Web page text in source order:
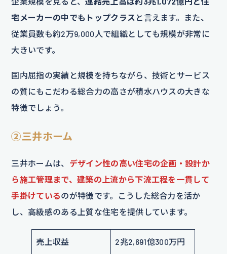
宅メーカーの中でもトップクラス と言えます。また、
従業員数も約2万9,000人で組織としても規模が非常に
大きいです。
国内屈指の実績と規模を持ちながら、技術とサービス
の質にもこだわる総合力の高さが積水ハウスの大きな
特徴でしょう。
②三井ホーム
三井ホームは、 デザイン性の高い住宅の企画・設計か
ら施工管理まで、建築の上流から下流工程を一貫して
手掛けているのが特徴です。こうした総合力を活か
し、高級感のある上質な住宅を提供しています。
売上収益 2兆2,691億300万円